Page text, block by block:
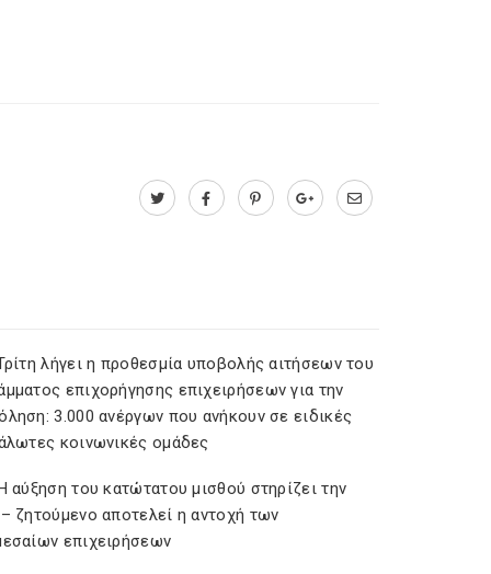
λήγει η προθεσμία υποβολής αιτήσεων του
επιχορήγησης επιχειρήσεων για την
3.000 ανέργων που ανήκουν σε ειδικές
κοινωνικές ομάδες
αύξηση του κατώτατου μισθού στηρίζει την
ζητούμενο αποτελεί η αντοχή των
επιχειρήσεων